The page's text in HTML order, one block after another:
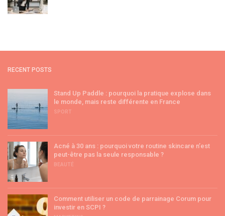
RECENT POSTS
Stand Up Paddle : pourquoi la pratique explose dans
le monde, mais reste différente en France
SPORT
Acné à 30 ans : pourquoi votre routine skincare n’est
peut-être pas la seule responsable ?
BEAUTÉ
Comment utiliser un code de parrainage Corum pour
investir en SCPI ?